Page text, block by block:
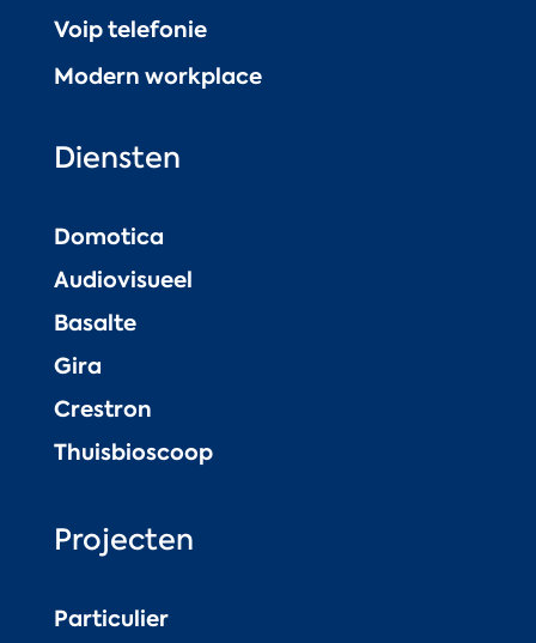
Voip telefonie
Modern workplace
Diensten
Domotica
Audiovisueel
Basalte
Gira
Crestron
Thuisbioscoop
Projecten
Particulier